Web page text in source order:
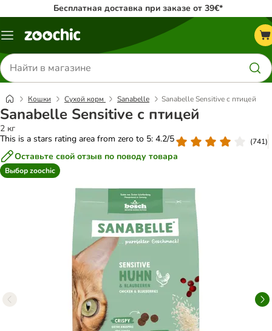
Бесплатная доставка при заказе от 39€*
Каталог
Поиск
товаров
Кошки Сухой корм Sanabelle Sanabelle Sensitive с птицей
Sanabelle Sensitive с птицей
2 кг
This is a stars rating area from zero to 5: 4.2/5
(741)
Оставьте свой отзыв по поводу товара
Выбор zoochic